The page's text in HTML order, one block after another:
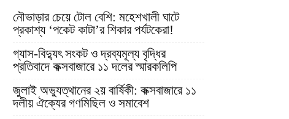
নৌভাড়ার চেয়ে টোল বেশি: মহেশখালী ঘাটে
প্রকাশ্য ‘পকেট কাটা’র শিকার পর্যটকেরা!
গ্যাস-বিদ্যুৎ সংকট ও দ্রব্যমূল্য বৃদ্ধির
প্রতিবাদে কক্সবাজারে ১১ দলের স্মারকলিপি
জুলাই অভ্যুত্থানের ২য় বার্ষিকী: কক্সবাজারে ১১
দলীয় ঐক্যের গণমিছিল ও সমাবেশ